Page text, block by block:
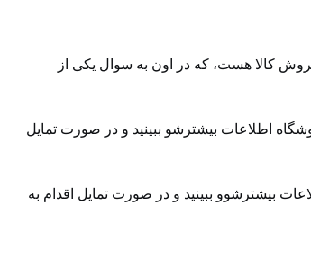
کالا هست، که در اون به سوال یکی از
⁠اطلاعات بیشترشو ببینید و در صورت تمایل
بیشترشوو ببینید و در صورت تمایل اقدام به